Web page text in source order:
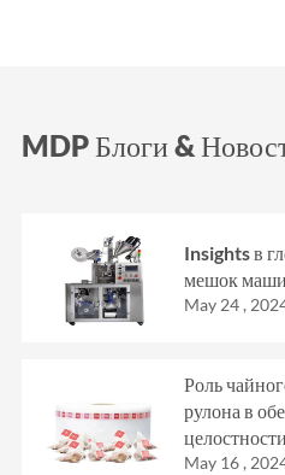
MDP Блоги &
Insights в
мешок
May 24 ,
Роль
рулона в
May 16 ,